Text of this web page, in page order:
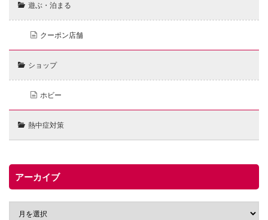
遊ぶ・泊まる
クーポン店舗
ショップ
ホビー
熱中症対策
アーカイブ